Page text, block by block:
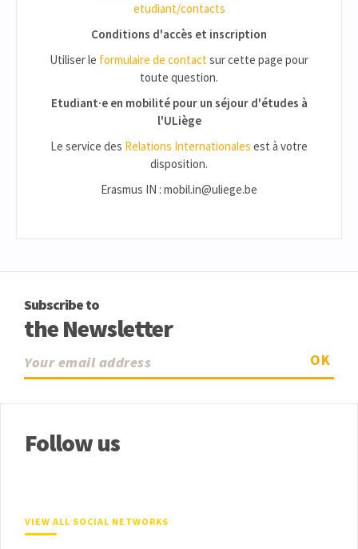
etudiant/contacts
Conditions d'accès et inscription
Utiliser le formulaire de contactsur cette page pour
toute question.
Etudiant·e en mobilité pour un séjour d'études à
l'ULiège
Le service des Relations Internationales est à votre
disposition.
Erasmus IN : mobil.in@uliege.be
Subscribe to
the Newsletter
OK
Follow us
VIEW ALL SOCIAL NETWORKS